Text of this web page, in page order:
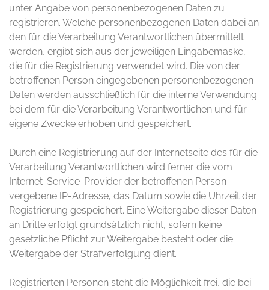
unter Angabe von personenbezogenen Daten zu
registrieren. Welche personenbezogenen Daten dabei an
den für die Verarbeitung Verantwortlichen übermittelt
werden, ergibt sich aus der jeweiligen Eingabemaske,
die für die Registrierung verwendet wird. Die von der
betroffenen Person eingegebenen personenbezogenen
Daten werden ausschließlich für die interne Verwendung
bei dem für die Verarbeitung Verantwortlichen und für
eigene Zwecke erhoben und gespeichert.
Durch eine Registrierung auf der Internetseite des für die
Verarbeitung Verantwortlichen wird ferner die vom
Internet-Service-Provider der betroffenen Person
vergebene IP-Adresse, das Datum sowie die Uhrzeit der
Registrierung gespeichert. Eine Weitergabe dieser Daten
an Dritte erfolgt grundsätzlich nicht, sofern keine
gesetzliche Pflicht zur Weitergabe besteht oder die
Weitergabe der Strafverfolgung dient.
Registrierten Personen steht die Möglichkeit frei, die bei